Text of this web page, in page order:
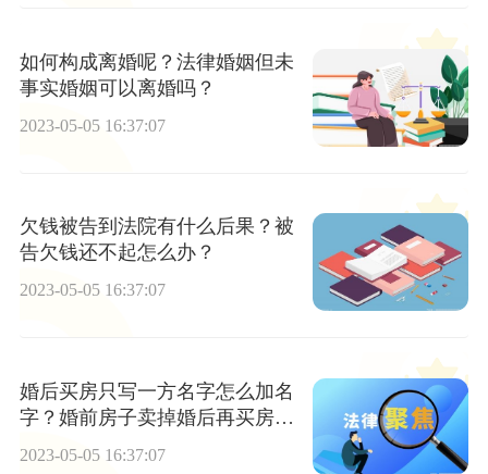
如何构成离婚呢？法律婚姻但未
事实婚姻可以离婚吗？
2023-05-05 16:37:07
欠钱被告到法院有什么后果？被
告欠钱还不起怎么办？
2023-05-05 16:37:07
婚后买房只写一方名字怎么加名
字？婚前房子卖掉婚后再买房子
2023-05-05 16:37:07